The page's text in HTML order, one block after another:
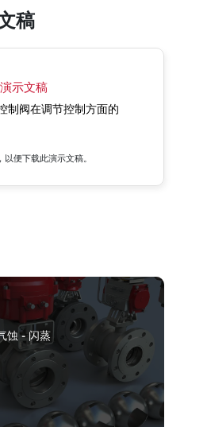
稿
示文稿
制阀在调节控制方面的
以便下载此演示文稿。
蚀 - 闪蒸